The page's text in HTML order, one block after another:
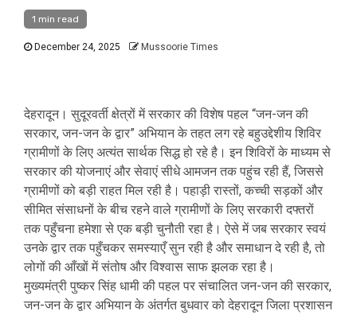
1 min read
December 24, 2025 Mussoorie Times
देहरादून। सुदूरवर्ती क्षेत्रों में सरकार की विशेष पहल “जन-जन की
सरकार, जन-जन के द्वार” अभियान के तहत लग रहे बहुउद्देशीय शिविर
ग्रामीणों के लिए अत्यंत सार्थक सिद्ध हो रहे है। इन शिविरों के माध्यम से
सरकार की योजनाएं और सेवाएं सीधे आमजन तक पहुंच रही हैं, जिससे
ग्रामीणों को बड़ी राहत मिल रही है। पहाड़ी रास्तों, कच्ची सड़कों और
सीमित संसाधनों के बीच रहने वाले ग्रामीणों के लिए सरकारी दफ्तरों
तक पहुँचना हमेशा से एक बड़ी चुनौती रहा है। ऐसे में जब सरकार स्वयं
उनके द्वार तक पहुँचकर समस्याएँ सुन रही है और समाधान दे रही है, तो
लोगों की आँखों में संतोष और विश्वास साफ झलक रहा है।
मुख्यमंत्री पुष्कर सिंह धामी की पहल पर संचालित जन-जन की सरकार,
जन-जन के द्वार अभियान के अंतर्गत बुधवार को देहरादून जिला प्रशासन